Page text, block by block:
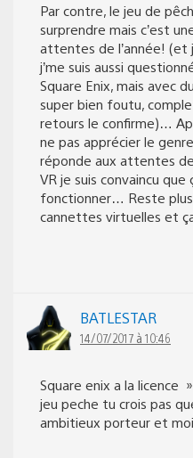
Par contre, le jeu de
surprendre mais c’est
attentes de l’année! (et
j’me suis aussi
Square Enix, mais avec
super bien foutu,
retours le confirme)…
ne pas apprécier le
réponde aux attentes
VR je suis convaincu
fonctionner… Reste
cannettes virtuelles et
BATLESTAR
14/07/2017 à 10:46
Square enix a la licence
jeu peche tu crois pas
ambitieux porteur et